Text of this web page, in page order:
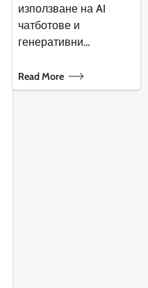
използване на AI
чатботове и
генеративни…
Read More